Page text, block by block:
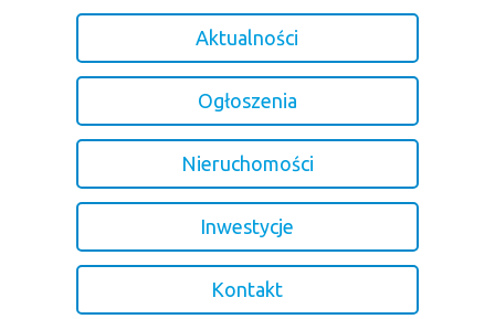
Aktualności
Ogłoszenia
Nieruchomości
Inwestycje
Kontakt